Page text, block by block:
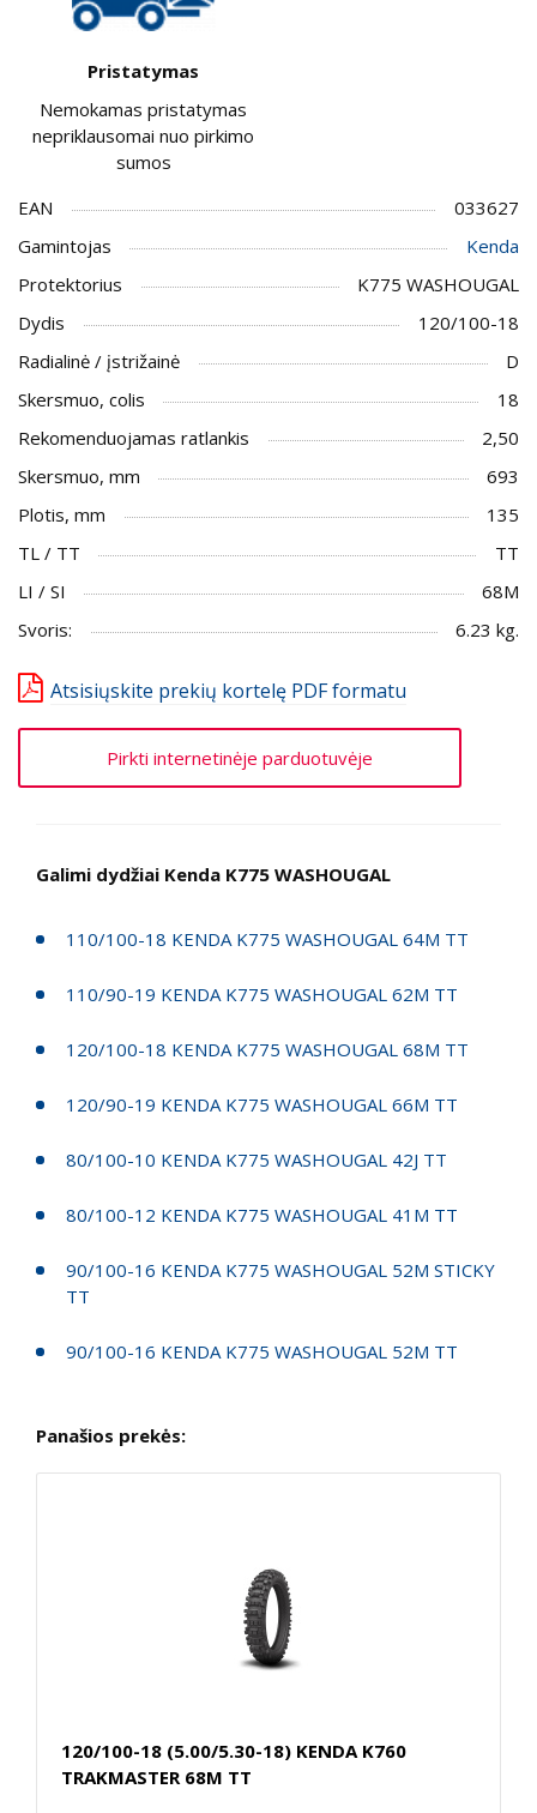
Pristatymas
Nemokamas pristatymas
nepriklausomai nuo pirkimo
sumos
EAN
033627
Gamintojas
Kenda
Protektorius
K775 WASHOUGAL
Dydis
120/100-18
Radialinė / įstrižainė
D
Skersmuo, colis
18
Rekomenduojamas ratlankis
2,50
Skersmuo, mm
693
Plotis, mm
135
TL / TT
TT
LI / SI
68M
Svoris:
6.23 kg.
Atsisiųskite prekių kortelę PDF formatu
Pirkti internetinėje parduotuvėje
Galimi dydžiai Kenda K775 WASHOUGAL
110/100-18 KENDA K775 WASHOUGAL 64M TT
110/90-19 KENDA K775 WASHOUGAL 62M TT
120/100-18 KENDA K775 WASHOUGAL 68M TT
120/90-19 KENDA K775 WASHOUGAL 66M TT
80/100-10 KENDA K775 WASHOUGAL 42J TT
80/100-12 KENDA K775 WASHOUGAL 41M TT
90/100-16 KENDA K775 WASHOUGAL 52M STICKY
TT
90/100-16 KENDA K775 WASHOUGAL 52M TT
Panašios prekės:
120/100-18 (5.00/5.30-18) KENDA K760
TRAKMASTER 68M TT